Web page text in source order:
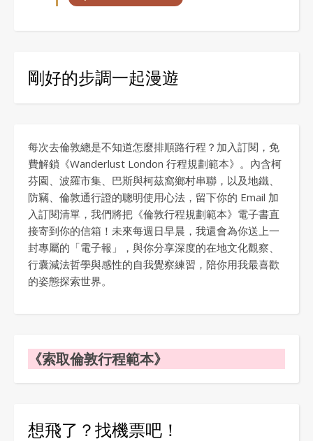
剛好的步調一起漫遊
每次去倫敦總是不知道怎麼排順路行程？加入訂閱，免
費解鎖《Wanderlust London 行程規劃範本》。內含柯
芬園、波羅市集、巴斯與柯茲窩鄉村串聯，以及地鐵、
防竊、倫敦通行證的聰明使用心法，留下你的 Email 加
入訂閱清單，我們將把《倫敦行程規劃範本》電子書直
接寄到你的信箱！未來每週日早晨，我還會為你送上一
封專屬的「電子報」，與你分享深度的在地文化觀察、
行囊減法哲學與感性的自我覺察練習，陪你用我最喜歡
的姿態探索世界。
《索取倫敦行程範本》
想飛了？找機票吧！